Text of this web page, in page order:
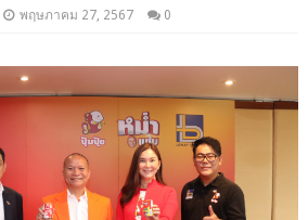
พฤษภาคม 27, 2567 0